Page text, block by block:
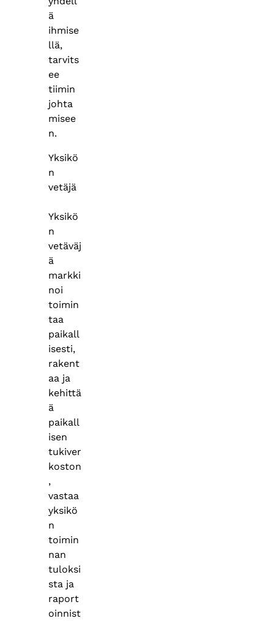
ä
ihmise
llä,
tarvits
ee
tiimin
johta
misee
n.
Yksikö
n
vetäjä
Yksikö
n
vetäväj
ä
markki
noi
toimin
taa
paikall
isesti,
rakent
aa ja
kehittä
ä
paikall
isen
tukiver
koston
,
vastaa
yksikö
n
toimin
nan
tuloksi
sta ja
raport
oinnist